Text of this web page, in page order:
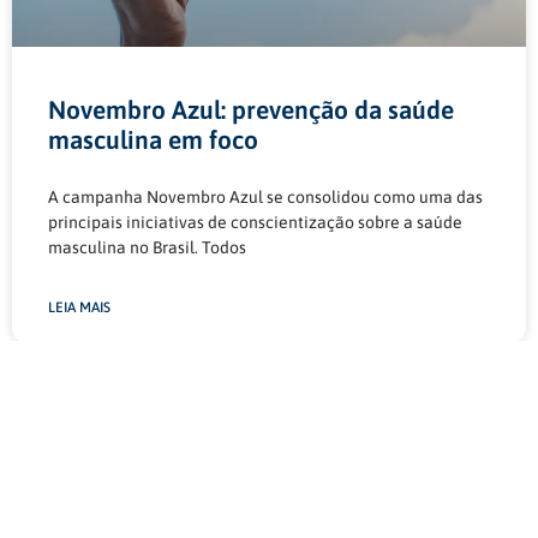
Novembro Azul: prevenção da saúde
masculina em foco
A campanha Novembro Azul se consolidou como uma das
principais iniciativas de conscientização sobre a saúde
masculina no Brasil. Todos
LEIA MAIS